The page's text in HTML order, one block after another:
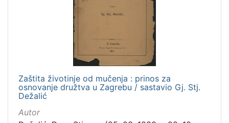
Zaštita životinje od mučenja : prinos za
osnovanje družtva u Zagrebu / sastavio Gj. Stj.
Dežalić
Autor